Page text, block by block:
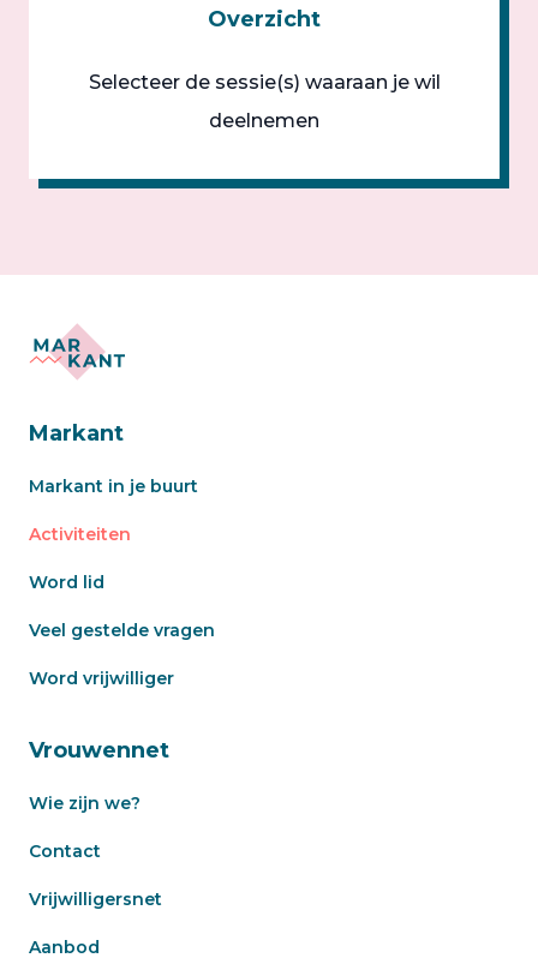
Overzicht
Selecteer de sessie(s) waaraan je wil
deelnemen
Markant
Markant in je buurt
Activiteiten
Word lid
Veel gestelde vragen
Word vrijwilliger
Vrouwennet
Wie zijn we?
Contact
Vrijwilligersnet
Aanbod